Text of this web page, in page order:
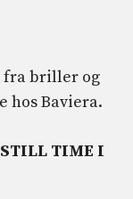
fra briller og
hos Baviera.
TIME I